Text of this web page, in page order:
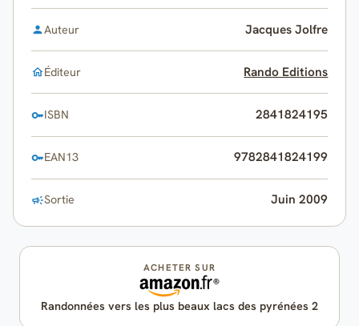
Auteur Jacques Jolfre
Éditeur Rando Editions
ISBN 2841824195
EAN13 9782841824199
Sortie Juin 2009
ACHETER SUR
Randonnées vers les plus beaux lacs des pyrénées 2